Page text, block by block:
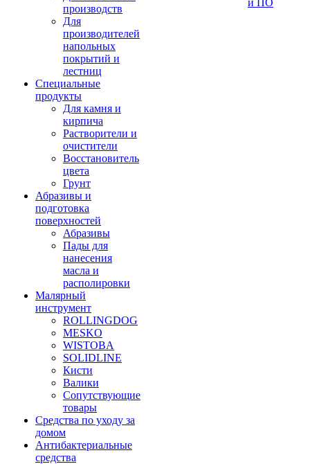
производств
Для
производителей
напольных
покрытий и
лестниц
Специальные
продукты
Для камня и
кирпича
Растворители и
очистители
Восстановитель
цвета
Грунт
Абразивы и
подготовка
поверхностей
Абразивы
Пады для
нанесения
масла и
располировки
Малярный
инструмент
ROLLINGDOG
MESKO
WISTOBA
SOLIDLINE
Кисти
Валики
Сопутствующие
товары
Средства по уходу за
домом
Антибактериальные
средства
и ПО